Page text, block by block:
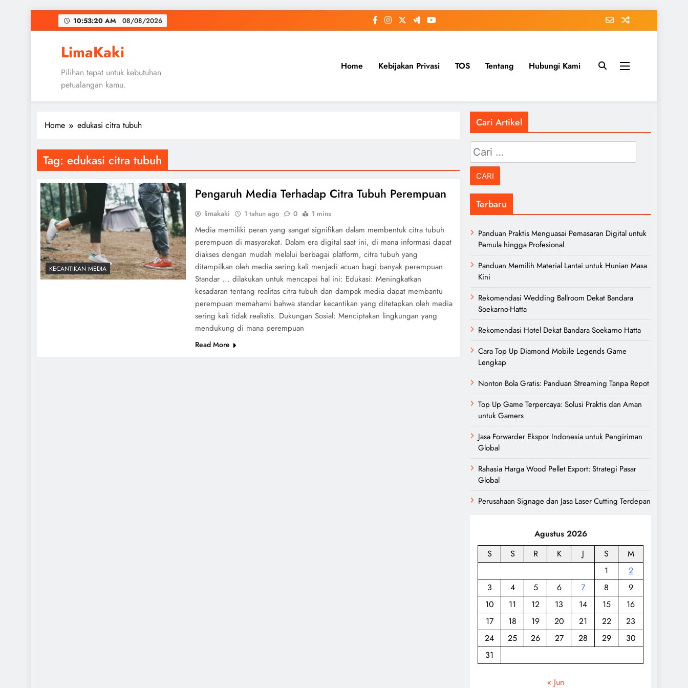
to
10:53:20 AM 08/08/2026
LimaKaki
Pilihan tepat untuk kebutuhan
petualangan kamu.
Home Kebijakan Privasi TOS Tentang Hubungi Kami
Home edukasi citra tubuh
Tag: edukasi citra tubuh
KECANTIKAN MEDIA
Pengaruh Media Terhadap Citra Tubuh Perempuan
limakaki 1 tahun ago 0 1 mins
Media memiliki peran yang sangat signifikan dalam membentuk citra tubuh
perempuan di masyarakat. Dalam era digital saat ini, di mana informasi dapat
diakses dengan mudah melalui berbagai platform, citra tubuh yang
ditampilkan oleh media sering kali menjadi acuan bagi banyak perempuan.
Standar ... dilakukan untuk mencapai hal ini: Edukasi: Meningkatkan
kesadaran tentang realitas citra tubuh dan dampak media dapat membantu
perempuan memahami bahwa standar kecantikan yang ditetapkan oleh media
sering kali tidak realistis. Dukungan Sosial: Menciptakan lingkungan yang
mendukung di mana perempuan
Read More
Cari Artikel
Cari
untuk:
Terbaru
Panduan Praktis Menguasai Pemasaran Digital untuk
Pemula hingga Profesional
Panduan Memilih Material Lantai untuk Hunian Masa
Kini
Rekomendasi Wedding Ballroom Dekat Bandara
Soekarno-Hatta
Rekomendasi Hotel Dekat Bandara Soekarno Hatta
Cara Top Up Diamond Mobile Legends Game
Lengkap
Nonton Bola Gratis: Panduan Streaming Tanpa Repot
Top Up Game Terpercaya: Solusi Praktis dan Aman
untuk Gamers
Jasa Forwarder Ekspor Indonesia untuk Pengiriman
Global
Rahasia Harga Wood Pellet Export: Strategi Pasar
Global
Perusahaan Signage dan Jasa Laser Cutting Terdepan
Agustus 2026
S
S R K J S
M
1
2
3
4 5 6 7 8
9
10
11 12 13 14 15
16
17
18 19 20 21 22
23
24
25 26 27 28 29
30
31
« Jun